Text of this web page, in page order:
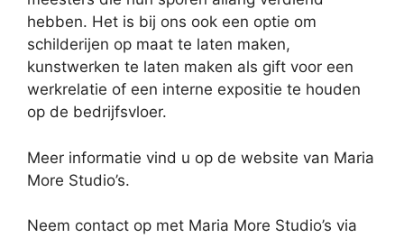
hebben. Het is bij ons ook een optie om
schilderijen op maat te laten maken,
kunstwerken te laten maken als gift voor een
werkrelatie of een interne expositie te houden
op de bedrijfsvloer.
Meer informatie vind u op de website van Maria
More Studio’s.
Neem contact op met Maria More Studio’s via